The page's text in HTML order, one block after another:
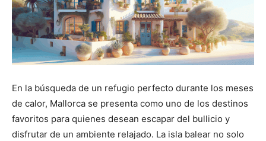
En la búsqueda de un refugio perfecto durante los meses
de calor, Mallorca se presenta como uno de los destinos
favoritos para quienes desean escapar del bullicio y
disfrutar de un ambiente relajado. La isla balear no solo